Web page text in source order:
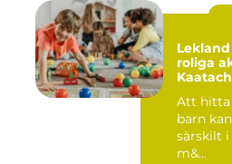
roliga
Kaatach
Att
barn
särskilt
m&...